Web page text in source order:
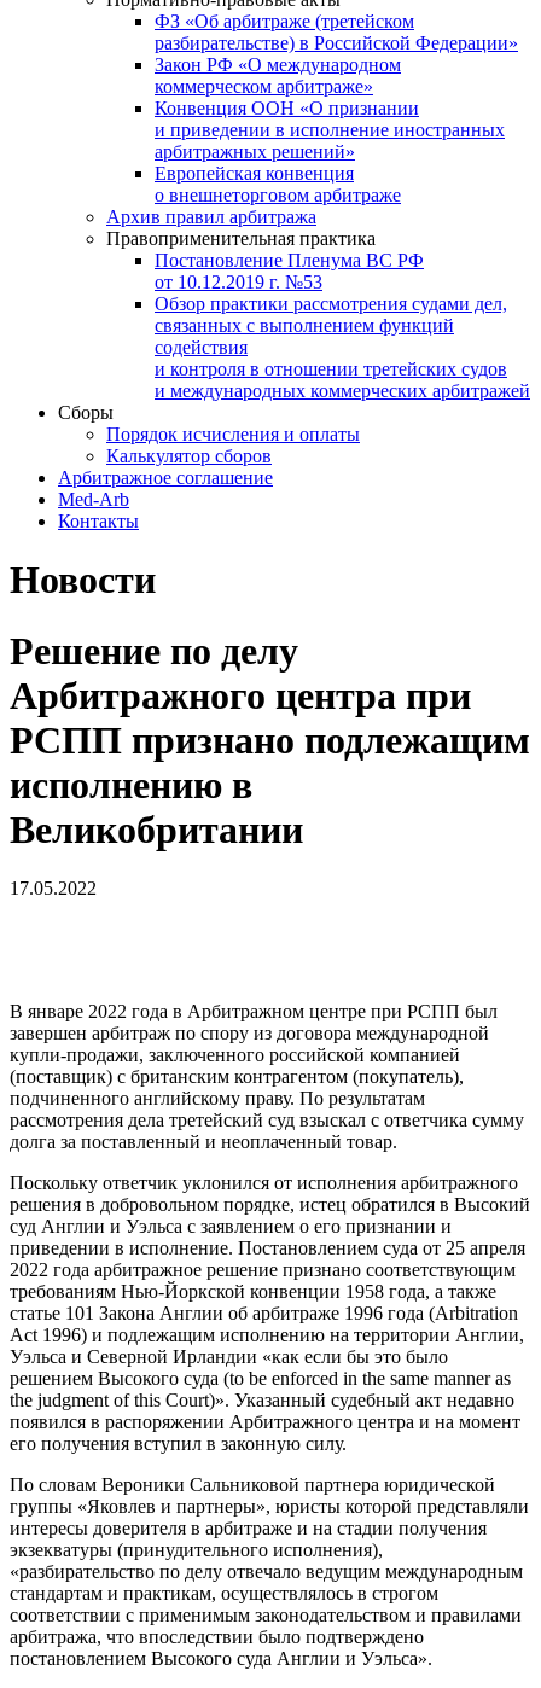
ФЗ «Об арбитраже (третейском
разбирательстве) в Российской Федерации»
Закон РФ «О международном
коммерческом арбитраже»
Конвенция ООН «О признании
и приведении в исполнение иностранных
арбитражных решений»
Европейская конвенция
о внешнеторговом арбитраже
Архив правил арбитража
Правоприменительная практика
Постановление Пленума ВС РФ
от 10.12.2019 г. №53
Обзор практики рассмотрения судами дел,
связанных с выполнением функций
содействия
и контроля в отношении третейских судов
и международных коммерческих арбитражей
Сборы
Порядок исчисления и оплаты
Калькулятор сборов
Арбитражное соглашение
Med-Arb
Контакты
Новости
Решение по делу
Арбитражного центра при
РСПП признано подлежащим
исполнению в
Великобритании
17.05.2022
В январе 2022 года в Арбитражном центре при РСПП был
завершен арбитраж по спору из договора международной
купли-продажи, заключенного российской компанией
(поставщик) с британским контрагентом (покупатель),
подчиненного английскому праву. По результатам
рассмотрения дела третейский суд взыскал с ответчика сумму
долга за поставленный и неоплаченный товар.
Поскольку ответчик уклонился от исполнения арбитражного
решения в добровольном порядке, истец обратился в Высокий
суд Англии и Уэльса с заявлением о его признании и
приведении в исполнение. Постановлением суда от 25 апреля
2022 года арбитражное решение признано соответствующим
требованиям Нью-Йоркской конвенции 1958 года, а также
статье 101 Закона Англии об арбитраже 1996 года (Arbitration
Act 1996) и подлежащим исполнению на территории Англии,
Уэльса и Северной Ирландии «как если бы это было
решением Высокого суда (to be enforced in the same manner as
the judgment of this Court)». Указанный судебный акт недавно
появился в распоряжении Арбитражного центра и на момент
его получения вступил в законную силу.
По словам Вероники Сальниковой партнера юридической
группы «Яковлев и партнеры», юристы которой представляли
интересы доверителя в арбитраже и на стадии получения
экзекватуры (принудительного исполнения),
«разбирательство по делу отвечало ведущим международным
стандартам и практикам, осуществлялось в строгом
соответствии с применимым законодательством и правилами
арбитража, что впоследствии было подтверждено
постановлением Высокого суда Англии и Уэльса».